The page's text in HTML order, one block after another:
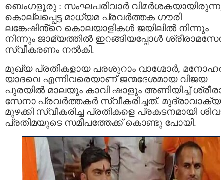
ബെംഗളൂരു : സംഘപരിവാർ
കൊല്ലപ്പെട്ട മാധ്യമ പ്രവര്‍ത്തക ഗൗരി
ലങ്കേഷിൻ്റെ കൊലയാളികള്‍ ജയിലിൽ നിന്നും
നിന്നും ജാമ്യത്തിൽ ഇറങ്ങിയപ്പോൾ
സ്വീകരണം നൽകി.
മുഖ്യ പ്രതികളായ പരശുറാം വാഗ്മോര്‍,
യാദവെ എന്നിവരെയാണ് ജന്മദേശമായ വിജയ
പുരയില്‍ മാലയും കാവി ഷാളും അണിയിച്ച്
സേനാ പ്രവര്‍ത്തകര്‍ സ്വീകരിച്ചത്.
മുഴക്കി സ്വീകരിച്ച പ്രതികളെ പ്രകടനമായി
പ്രതിമയുടെ സമീപത്തേക്ക് കൊണ്ടു പോയി.